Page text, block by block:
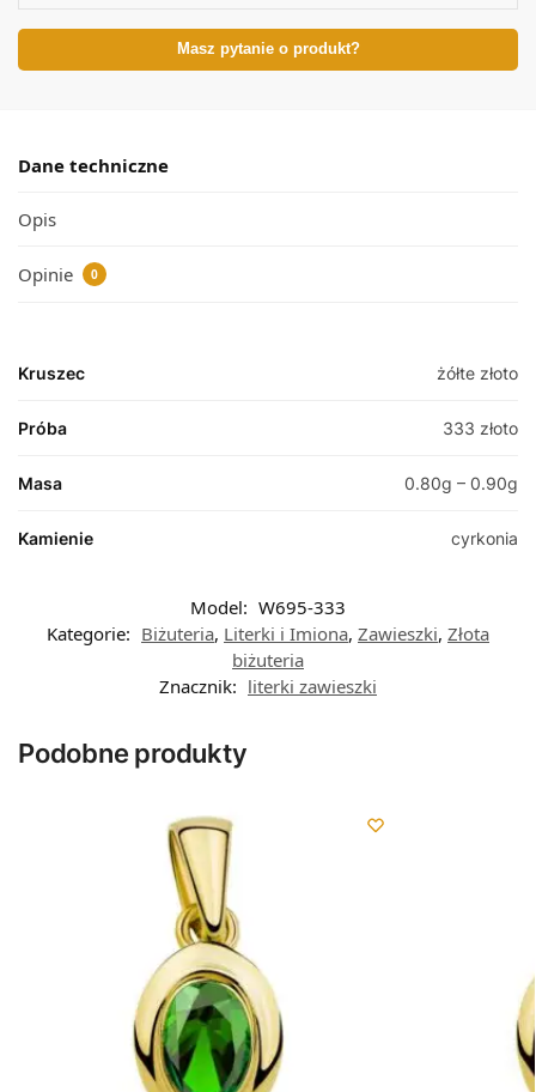
Masz pytanie o produkt?
Dane techniczne
Opis
Opinie 0
Kruszec żółte złoto
Próba 333 złoto
Masa 0.80g – 0.90g
Kamienie cyrkonia
Model: W695-333
Kategorie: Biżuteria, Literki i Imiona, Zawieszki, Złota
biżuteria
Znacznik: literki zawieszki
Podobne produkty